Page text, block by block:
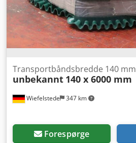
Wiefelstede 347 km
Transportbåndsbredde 140 mm
unbekannt 140 x 6000 mm
Forespørge